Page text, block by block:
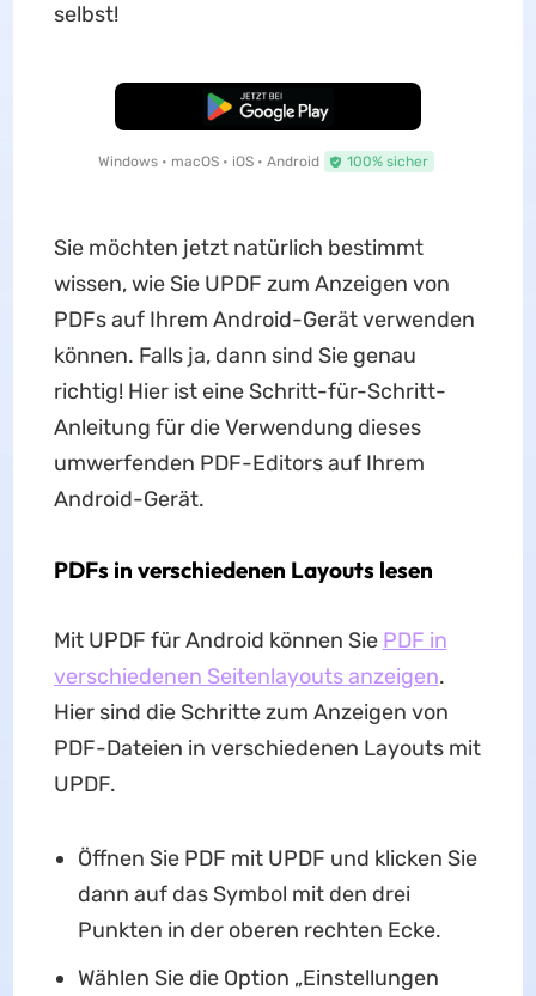
selbst!
Kostenloser Download
Windows • macOS • iOS • Android 100% sicher
Sie möchten jetzt natürlich bestimmt
wissen, wie Sie UPDF zum Anzeigen von
PDFs auf Ihrem Android-Gerät verwenden
können. Falls ja, dann sind Sie genau
richtig! Hier ist eine Schritt-für-Schritt-
Anleitung für die Verwendung dieses
umwerfenden PDF-Editors auf Ihrem
Android-Gerät.
PDFs in verschiedenen Layouts lesen
Mit UPDF für Android können Sie PDF in
verschiedenen Seitenlayouts anzeigen.
Hier sind die Schritte zum Anzeigen von
PDF-Dateien in verschiedenen Layouts mit
UPDF.
Öffnen Sie PDF mit UPDF und klicken Sie
dann auf das Symbol mit den drei
Punkten in der oberen rechten Ecke.
Wählen Sie die Option „Einstellungen